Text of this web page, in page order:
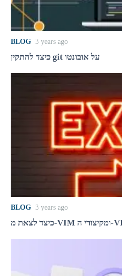
BLOG 3 years ago
כיצד להתקין git על אובונטו
BLOG 3 years ago